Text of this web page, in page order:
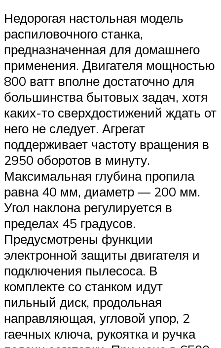
Недорогая настольная модель
распиловочного станка,
предназначенная для домашнего
применения. Двигателя мощностью
800 ватт вполне достаточно для
большинства бытовых задач, хотя
каких-то сверхдостижений ждать от
него не следует. Агрегат
поддерживает частоту вращения в
2950 оборотов в минуту.
Максимальная глубина пропила
равна 40 мм, диаметр — 200 мм.
Угол наклона регулируется в
пределах 45 градусов.
Предусмотрены функции
электронной защиты двигателя и
подключения пылесоса. В
комплекте со станком идут
пильный диск, продольная
направляющая, угловой упор, 2
гаечных ключа, рукоятка и ручка